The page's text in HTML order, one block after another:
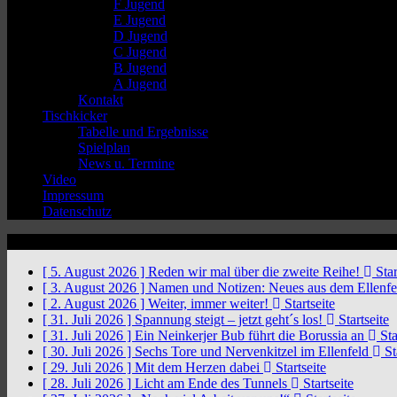
F Jugend
E Jugend
D Jugend
C Jugend
B Jugend
A Jugend
Kontakt
Tischkicker
Tabelle und Ergebnisse
Spielplan
News u. Termine
Video
Impressum
Datenschutz
[ 5. August 2026 ] Reden wir mal über die zweite Reihe!
[ 3. August 2026 ] Namen und Notizen: Neues aus dem
[ 2. August 2026 ] Weiter, immer weiter!
Startseite
[ 31. Juli 2026 ] Spannung steigt – jetzt geht´s los!
Startseite
[ 31. Juli 2026 ] Ein Neinkerjer Bub führt die Borussia an
[ 30. Juli 2026 ] Sechs Tore und Nervenkitzel im Ellenfeld
[ 29. Juli 2026 ] Mit dem Herzen dabei
Startseite
[ 28. Juli 2026 ] Licht am Ende des Tunnels
Startseite